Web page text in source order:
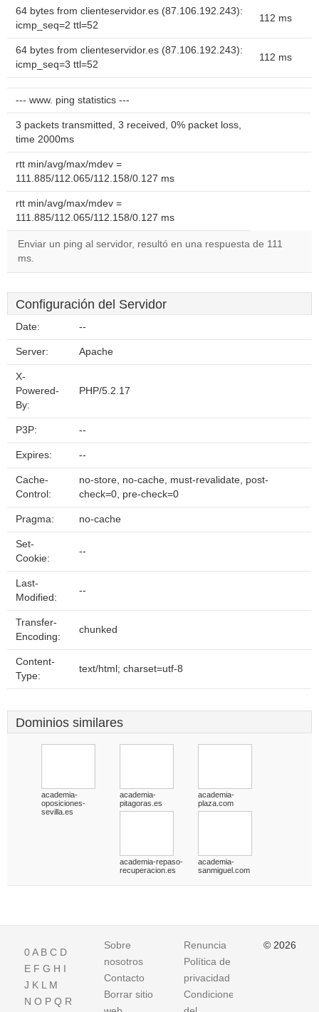
64 bytes from clienteservidor.es (87.106.192.243):
icmp_seq=2 ttl=52
112 ms
64 bytes from clienteservidor.es (87.106.192.243):
icmp_seq=3 ttl=52
112 ms
--- www. ping statistics ---
3 packets transmitted, 3 received, 0% packet loss,
time 2000ms
rtt min/avg/max/mdev =
111.885/112.065/112.158/0.127 ms
rtt min/avg/max/mdev =
111.885/112.065/112.158/0.127 ms
Enviar un ping al servidor, resultó en una respuesta de 111
ms.
Configuración del Servidor
Date: --
Server: Apache
X-
Powered-
By:
PHP/5.2.17
P3P: --
Expires: --
Cache-
Control:
no-store, no-cache, must-revalidate, post-
check=0, pre-check=0
Pragma: no-cache
Set-
Cookie:
--
Last-
Modified:
--
Transfer-
Encoding:
chunked
Content-
Type:
text/html; charset=utf-8
Dominios similares
academia-
oposiciones-
sevilla.es
academia-
pitagoras.es
academia-
plaza.com
academia-repaso-
recuperacion.es
academia-
sanmiguel.com
0A B C D
E F G H I
J K L M
N O P Q R
Sobre
nosotros
Contacto
Borrar sitio
Renuncia
Política de
privacidad
Condiciones
© 2026